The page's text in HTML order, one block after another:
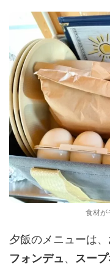
食材が
夕飯のメニューは、
フォンデュ、 スープ